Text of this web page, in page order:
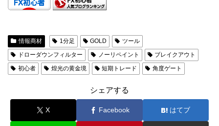
情報商材 1分足 GOLD
ツール
ドローダウンフィルター
ノーリペイント
ブレイクアウト
初心者
煌光の黄金境 短期トレード 角度ゲート
シェアする
X Facebook はてブ